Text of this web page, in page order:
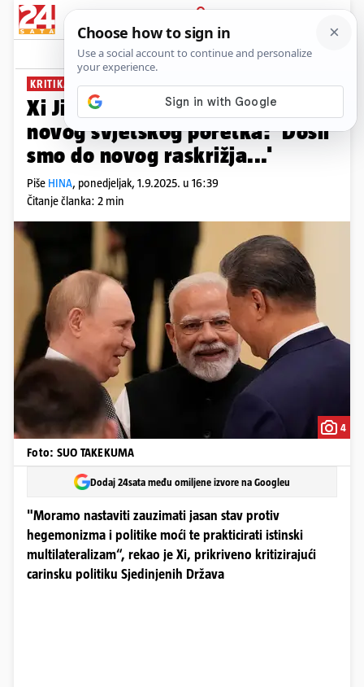
PRIJAVA
News Komentari
KRITIKA SAD-U
Xi Jinping otkrio svoju viziju
novog svjetskog poretka: 'Došli
smo do novog raskrižja...'
Piše HINA, ponedjeljak, 1.9.2025. u 16:39
Čitanje članka: 2 min
4
Foto: SUO TAKEKUMA
Dodaj 24sata među omiljene izvore na Googleu
"Moramo nastaviti zauzimati jasan stav protiv
hegemonizma i politike moći te prakticirati istinski
multilateralizam“, rekao je Xi, prikriveno kritizirajući
carinsku politiku Sjedinjenih Država